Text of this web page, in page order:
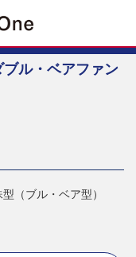
ル・ベアファン
（ブル・ベア型）